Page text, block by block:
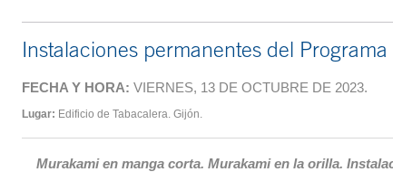
Instalaciones permanentes del
FECHA Y HORA: VIERNES, 13 DE OCTUBRE DE 2023.
Lugar: Edificio de Tabacalera. Gijón.
Murakami en manga corta. Murakami en la orilla.